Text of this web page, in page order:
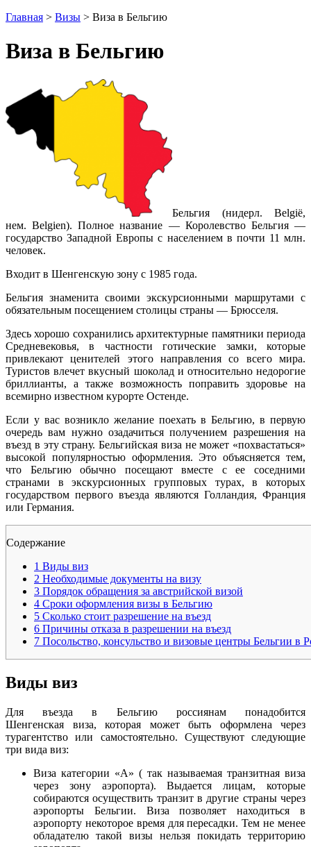
Главная > Визы > Виза в Бельгию
Виза в Бельгию
Бельгия (нидерл. België,
нем. Belgien). Полное название — Королевство Бельгия —
государство Западной Европы с населением в почти 11 млн.
человек.
Входит в Шенгенскую зону с 1985 года.
Бельгия знаменита своими экскурсионными маршрутами с
обязательным посещением столицы страны — Брюсселя.
Здесь хорошо сохранились архитектурные памятники периода
Средневековья, в частности готические замки, которые
привлекают ценителей этого направления со всего мира.
Туристов влечет вкусный шоколад и относительно недорогие
бриллианты, а также возможность поправить здоровье на
всемирно известном курорте Остенде.
Если у вас возникло желание поехать в Бельгию, в первую
очередь вам нужно озадачиться получением разрешения на
въезд в эту страну. Бельгийская виза не может «похвастаться»
высокой популярностью оформления. Это объясняется тем,
что Бельгию обычно посещают вместе с ее соседними
странами в экскурсионных групповых турах, в которых
государством первого въезда являются Голландия, Франция
или Германия.
Содержание
1 Виды виз
2 Необходимые документы на визу
3 Порядок обращения за австрийской визой
4 Сроки оформления визы в Бельгию
5 Сколько стоит разрешение на въезд
6 Причины отказа в разрешении на въезд
7 Посольство, консульство и визовые центры Бельгии в
Виды виз
Для въезда в Бельгию россиянам понадобится
Шенгенская виза, которая может быть оформлена через
турагентство или самостоятельно. Существуют следующие
три вида виз:
Виза категории «A» ( так называемая транзитная виза
через зону аэропорта). Выдается лицам, которые
собираются осуществить транзит в другие страны через
аэропорты Бельгии. Виза позволяет находиться в
аэропорту некоторое время для пересадки. Тем не менее
обладателю такой визы нельзя покидать территорию